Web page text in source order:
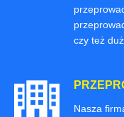
czy też
Nasza